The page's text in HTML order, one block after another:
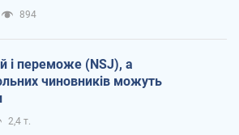
894
і переможе (NSJ), а
чиновників можуть
2,4 т.